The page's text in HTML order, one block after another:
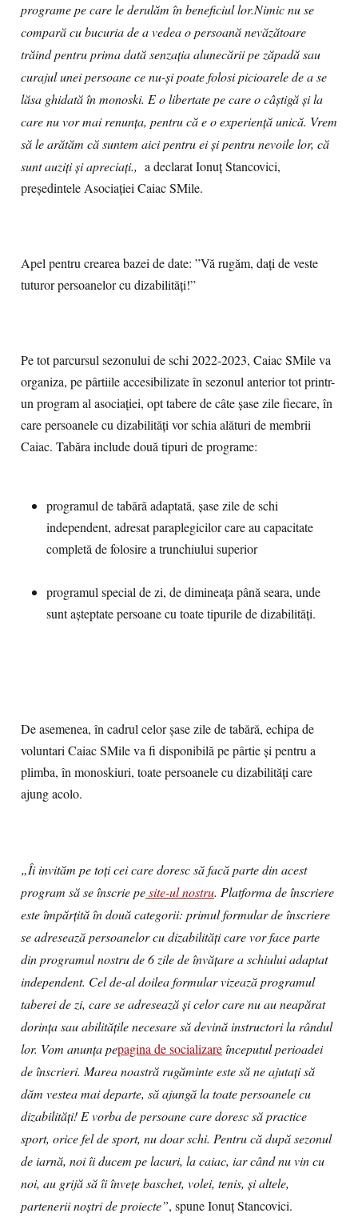
programe pe care le derulăm în beneficiul lor.Nimic nu se
compară cu bucuria de a vedea o persoană nevăzătoare
trăind pentru prima dată senzația alunecării pe zăpadă sau
curajul unei persoane ce nu-și poate folosi picioarele de a se
lăsa ghidată în monoski. E o libertate pe care o câștigă și la
care nu vor mai renunța, pentru că e o experiență unică. Vrem
să le arătăm că suntem aici pentru ei și pentru nevoile lor, că
sunt auziți și apreciați., a declarat Ionuț Stancovici,
președintele Asociației Caiac SMile.
Apel pentru crearea bazei de date: ”Vă rugăm, dați de veste
tuturor persoanelor cu dizabilități!”
Pe tot parcursul sezonului de schi 2022-2023, Caiac SMile va
organiza, pe pârtiile accesibilizate în sezonul anterior tot printr-
un program al asociației, opt tabere de câte șase zile fiecare, în
care persoanele cu dizabilități vor schia alături de membrii
Caiac. Tabăra include două tipuri de programe:
programul de tabără adaptată, șase zile de schi
independent, adresat paraplegicilor care au capacitate
completă de folosire a trunchiului superior
programul special de zi, de dimineaţa până seara, unde
sunt aşteptate persoane cu toate tipurile de dizabilităţi.
De asemenea, în cadrul celor șase zile de tabără, echipa de
voluntari Caiac SMile va fi disponibilă pe pârtie și pentru a
plimba, în monoskiuri, toate persoanele cu dizabilităţi care
ajung acolo.
„Îi invităm pe toți cei care doresc să facă parte din acest
program să se înscrie pesite-ul nostru. Platforma de înscriere
este împărțită în două categorii: primul formular de înscriere
se adresează persoanelor cu dizabilități care vor face parte
din programul nostru de 6 zile de învățare a schiului adaptat
independent. Cel de-al doilea formular vizează programul
taberei de zi, care se adresează și celor care nu au neapărat
dorința sau abilitățile necesare să devină instructori la rândul
lor. Vom anunța pepagina de socializareînceputul perioadei
de înscrieri. Marea noastră rugăminte este să ne ajutați să
dăm vestea mai departe, să ajungă la toate persoanele cu
dizabilități! E vorba de persoane care doresc să practice
sport, orice fel de sport, nu doar schi. Pentru că după sezonul
de iarnă, noi îi ducem pe lacuri, la caiac, iar când nu vin cu
noi, au grijă să îi învețe baschet, volei, tenis, și altele,
partenerii noștri de proiecte”, spune Ionuț Stancovici.